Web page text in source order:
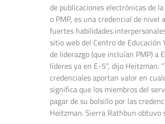
de publicaciones electrónicas de
o PMP, es una credencial de
fuertes habilidades
sitio web del Centro de
de liderazgo (que incluían PMP)
líderes ya en E-5”, dijo Heitzman.
credenciales aportan valor en
significa que los miembros del
pagar de su bolsillo por las
Heitzman. Sierra Rathbun obtuvo